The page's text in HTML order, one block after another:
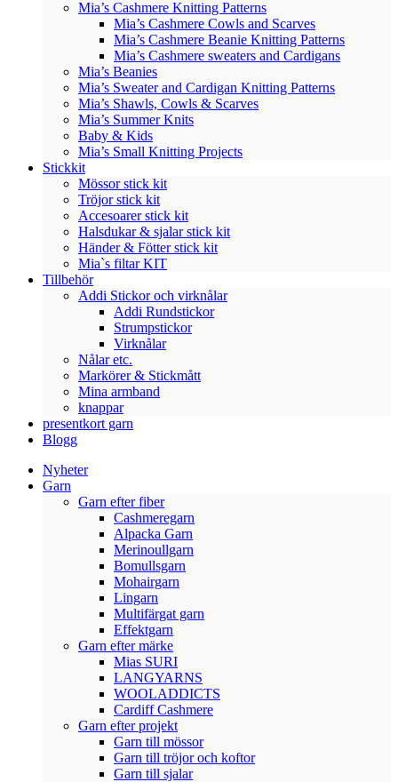
Mia’s Cashmere Knitting Patterns
Mia’s Cashmere Cowls and Scarves
Mia’s Cashmere Beanie Knitting Patterns
Mia’s Cashmere sweaters and Cardigans
Mia’s Beanies
Mia’s Sweater and Cardigan Knitting Patterns
Mia’s Shawls, Cowls & Scarves
Mia’s Summer Knits
Baby & Kids
Mia’s Small Knitting Projects
Stickkit
Mössor stick kit
Tröjor stick kit
Accesoarer stick kit
Halsdukar & sjalar stick kit
Händer & Fötter stick kit
Mia`s filtar KIT
Tillbehör
Addi Stickor och virknålar
Addi Rundstickor
Strumpstickor
Virknålar
Nålar etc.
Markörer & Stickmått
Mina armband
knappar
presentkort garn
Blogg
Nyheter
Garn
Garn efter fiber
Cashmeregarn
Alpacka Garn
Merinoullgarn
Bomullsgarn
Mohairgarn
Lingarn
Multifärgat garn
Effektgarn
Garn efter märke
Mias SURI
LANGYARNS
WOOLADDICTS
Cardiff Cashmere
Garn efter projekt
Garn till mössor
Garn till tröjor och koftor
Garn till sjalar